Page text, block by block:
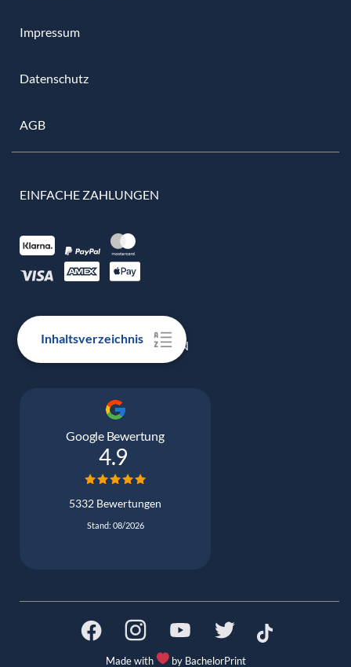
Inhaltsverzeichnis
Impressum
Datenschutz
AGB
EINFACHE ZAHLUNGEN
100% ECHTE BEWERTUNGEN
Google Bewertung
4.9
5332 Bewertungen
Stand: 08/2026
Made with by BachelorPrint